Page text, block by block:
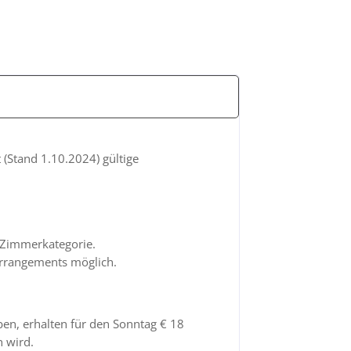
1.10.2024) gültige
möglich.
erhalten für den Sonntag € 18
wird.